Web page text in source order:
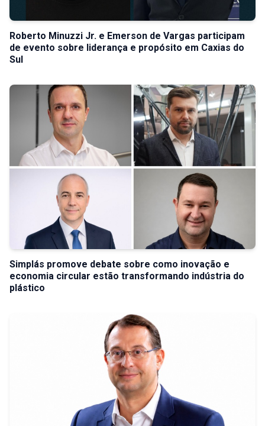
Roberto Minuzzi Jr. e Emerson de Vargas participam
de evento sobre liderança e propósito em Caxias do
Sul
Simplás promove debate sobre como inovação e
economia circular estão transformando indústria do
plástico